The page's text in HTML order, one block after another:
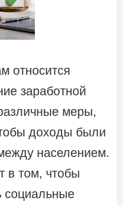
относится
заработной
меры,
доходы были
населением.
в том, чтобы
социальные